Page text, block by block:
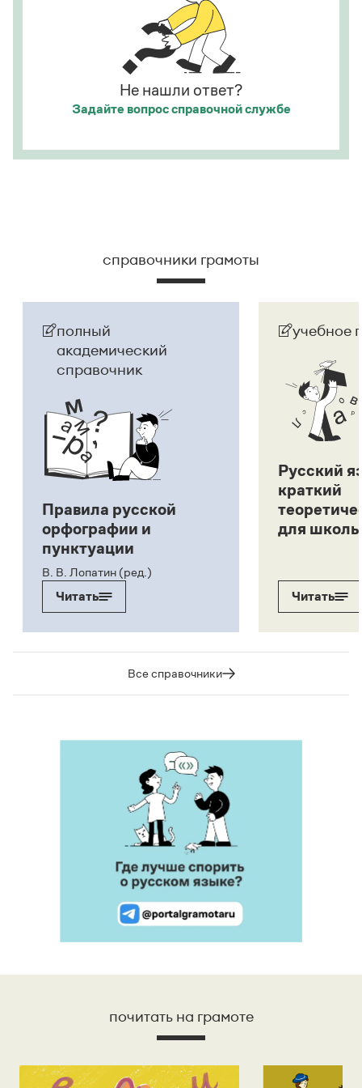
посмотрела на него, как[смотрят
Не нашли ответ?
Задайте вопроссправочной службе
справочники грамоты
полный
академический
справочник
Правила русской
орфографии и
пунктуации
В. В. Лопатин (ред.)
Читать
учебное
Русский
краткий
для
Читать
Все справочники
почитать на грамоте